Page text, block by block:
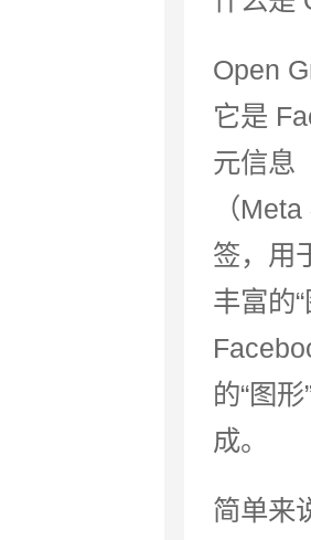
Open
它是
元信息
（
签，用
丰富的
的“图
成。
简单来